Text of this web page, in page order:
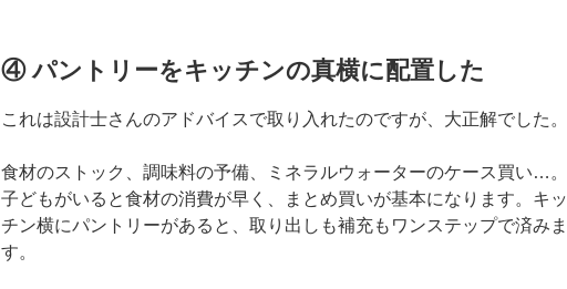
④ パントリーをキッチンの真横に配置した
これは設計士さんのアドバイスで取り入れたのですが、大正解でした。
食材のストック、調味料の予備、ミネラルウォーターのケース買い…。
子どもがいると食材の消費が早く、まとめ買いが基本になります。キッ
チン横にパントリーがあると、取り出しも補充もワンステップで済みま
す。